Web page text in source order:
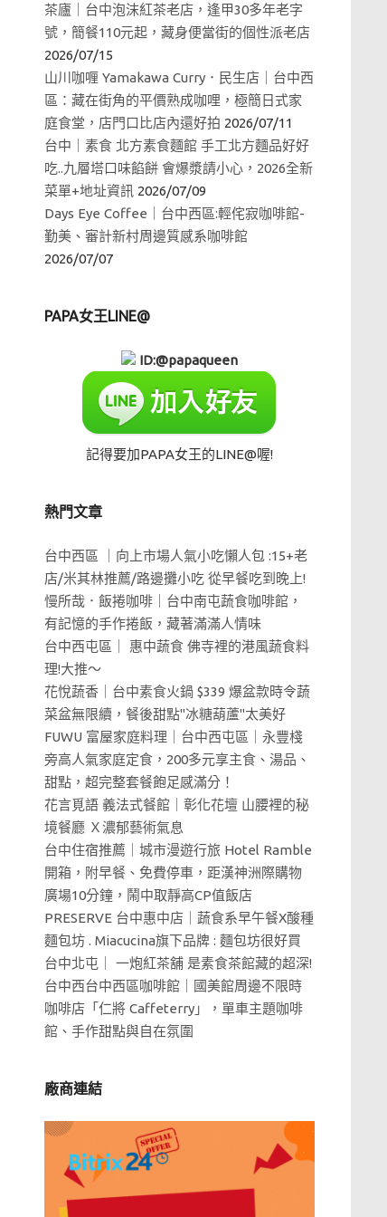
茶廬｜台中泡沫紅茶老店，逢甲30多年老字
號，簡餐110元起，藏身便當街的個性派老店
2026/07/15
山川咖喱 Yamakawa Curry．民生店｜台中西
區：藏在街角的平價熟成咖哩，極簡日式家
庭食堂，店門口比店內還好拍 2026/07/11
台中｜素食 北方素食麵館 手工北方麵品好好
吃..九層塔口味餡餅 會爆漿請小心，2026全新
菜單+地址資訊 2026/07/09
Days Eye Coffee｜台中西區:輕侘寂咖啡館-
勤美、審計新村周邊質感系咖啡館
2026/07/07
PAPA女王LINE@
ID:@papaqueen
記得要加PAPA女王的LINE@喔!
熱門文章
台中西區 ｜向上市場人氣小吃懶人包 :15+老
店/米其林推薦/路邊攤小吃 從早餐吃到晚上!
慢所哉．飯捲咖啡｜台中南屯蔬食咖啡館，
有記憶的手作捲飯，藏著滿滿人情味
台中西屯區｜ 惠中蔬食 佛寺裡的港風蔬食料
理!大推～
花悅蔬香｜台中素食火鍋 $339 爆盆款時令蔬
菜盆無限續，餐後甜點"冰糖葫蘆"太美好
FUWU 富屋家庭料理｜台中西屯區｜永豐棧
旁高人氣家庭定食，200多元享主食、湯品、
甜點，超完整套餐飽足感滿分！
花言覓語 義法式餐館｜彰化花壇 山腰裡的秘
境餐廳 Ｘ濃郁藝術氣息
台中住宿推薦｜城市漫遊行旅 Hotel Ramble
開箱，附早餐、免費停車，距漢神洲際購物
廣場10分鐘，鬧中取靜高CP值飯店
PRESERVE 台中惠中店｜蔬食系早午餐X酸種
麵包坊 . Miacucina旗下品牌 : 麵包坊很好買
台中北屯｜ 一炮紅茶舖 是素食茶館藏的超深!
台中西台中西區咖啡館｜國美館周邊不限時
咖啡店「仁將 Caffeterry」，單車主題咖啡
館、手作甜點與自在氛圍
廠商連結